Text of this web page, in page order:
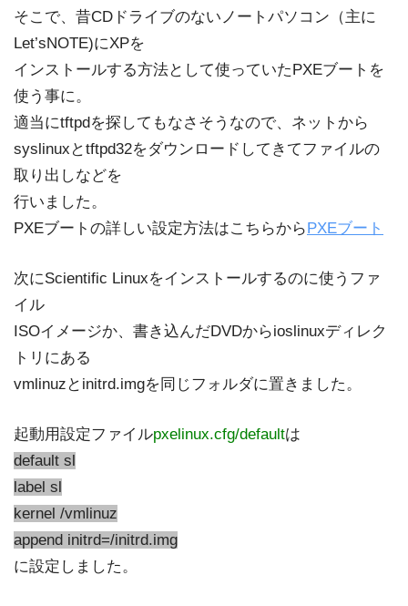
そこで、昔CDドライブのないノートパソコン（主に
Let’sNOTE)にXPを
インストールする方法として使っていたPXEブートを
使う事に。
適当にtftpdを探してもなさそうなので、ネットから
syslinuxとtftpd32をダウンロードしてきてファイルの
取り出しなどを
行いました。
PXEブートの詳しい設定方法はこちらから PXEブート
次にScientific Linuxをインストールするのに使うファ
イル
ISOイメージか、書き込んだDVDからioslinuxディレク
トリにある
vmlinuzとinitrd.imgを同じフォルダに置きました。
起動用設定ファイルpxelinux.cfg/defaultは
default sl
label sl
kernel /vmlinuz
append initrd=/initrd.img
に設定しました。